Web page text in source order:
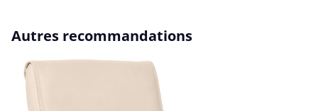
Ignorer la galerie de produits
Autres recommandations